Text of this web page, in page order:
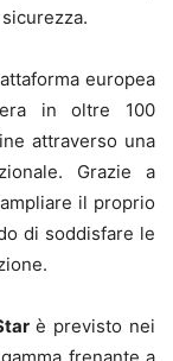
europea
in oltre 100
attraverso una
Grazie a
il proprio
di soddisfare le
è previsto nei